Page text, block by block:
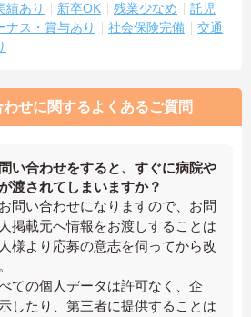
績あり
新卒OK 残業少なめ
託児
ナス・賞与あり 社会保険完備
交通
せに関するよくあるご質問
い合わせをすると、すぐに病院や
渡されてしまいますか？
問い合わせになりますので、お問
掲載元へ情報をお渡しすることは
様より応募の意志を伺ってから改
ての個人データは許可なく、企
したり、第三者に提供することは